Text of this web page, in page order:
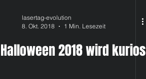
lasertag-evolution
8. Okt. 2018
1 Min. Lesezeit
Halloween 2018 wird kurios